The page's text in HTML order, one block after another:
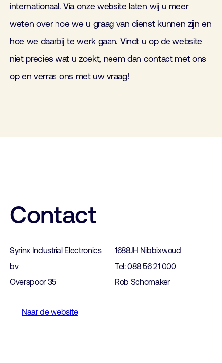
internationaal. Via onze website laten wij u meer
weten over hoe we u graag van dienst kunnen zijn en
hoe we daarbij te werk gaan. Vindt u op de website
niet precies wat u zoekt, neem dan contact met ons
op en verras ons met uw vraag!
Contact
Syrinx Industrial Electronics
bv
Overspoor 35
1688JH Nibbixwoud
Tel: 088 56 21 000
Rob Schomaker
Naar de website